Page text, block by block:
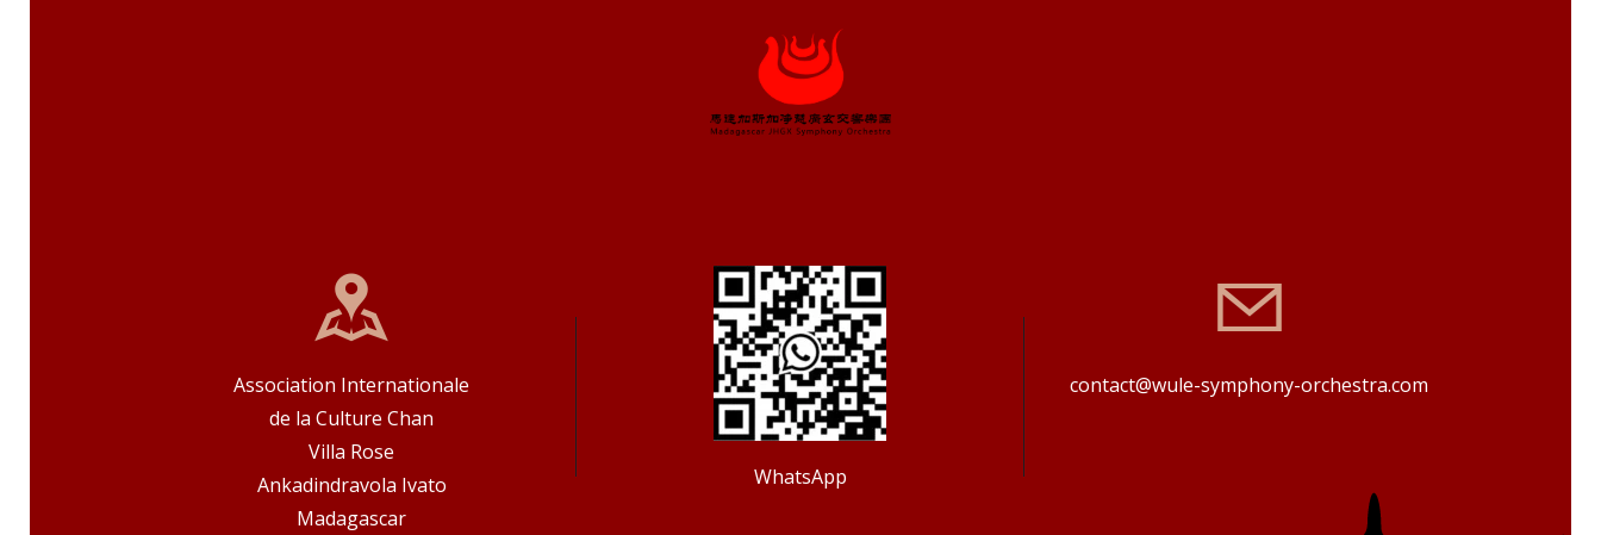
Association Internationale
de la Culture Chan
Villa Rose
Ankadindravola Ivato
Madagascar
WhatsApp
contact@wule-symphony-orchestra.com